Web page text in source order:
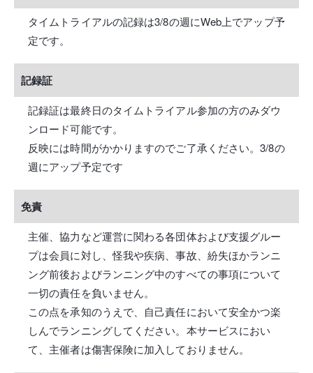
タイムトライアルの記録は3/8の週にWeb上でアップ予
定です。
記録証
記録証は最終日のタイムトライアル参加の方のみダウ
ンロード可能です。
反映には時間がかかりますのでご了承ください。3/8の
週にアップ予定です
免責
主催、協力など運営に関わる各団体および支援グルー
プは会員に対し、怪我や疾病、事故、紛失ほかランニ
ング前後およびランニング中のすべての事項について
一切の責任を負いません。
この点を承知のうえで、自己責任において安全かつ楽
しんでランニングしてください。本サービスにおい
て、主催者は傷害保険に加入しておりません。